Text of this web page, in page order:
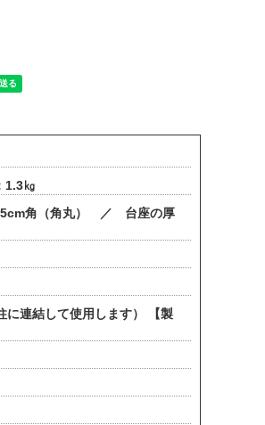
1.3㎏
角（角丸） ／ 台座の厚
連結して使用します） 【製